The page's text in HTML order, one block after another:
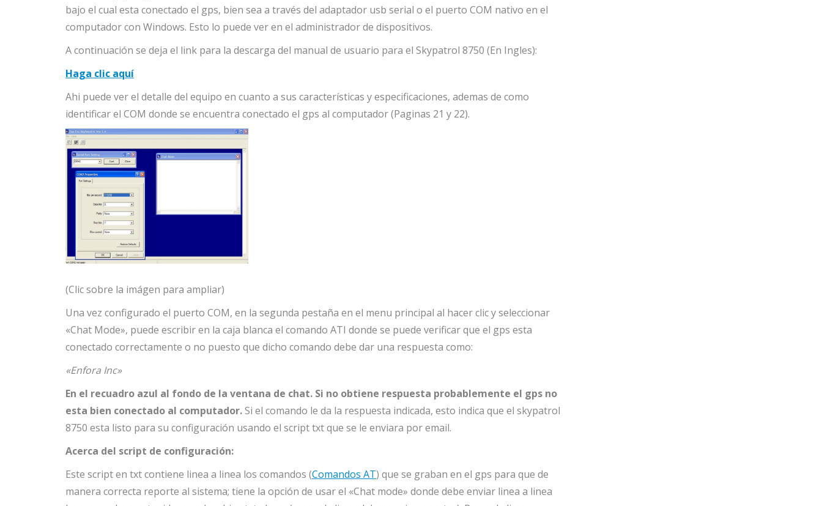
bajo el cual esta conectado el gps, bien sea a través del adaptador usb serial o el puerto COM nativo en el
computador con Windows. Esto lo puede ver en el administrador de dispositivos.
A continuación se deja el link para la descarga del manual de usuario para el Skypatrol 8750 (En Ingles):
Haga clic aquí
Ahi puede ver el detalle del equipo en cuanto a sus características y especificaciones, ademas de como
identificar el COM donde se encuentra conectado el gps al computador (Paginas 21 y 22).
(Clic sobre la imágen para ampliar)
Una vez configurado el puerto COM, en la segunda pestaña en el menu principal al hacer clic y seleccionar
«Chat Mode», puede escribir en la caja blanca el comando ATI donde se puede verificar que el gps esta
conectado correctamente o no puesto que dicho comando debe dar una respuesta como:
«Enfora Inc»
En el recuadro azul al fondo de la ventana de chat. Si no obtiene respuesta probablemente el gps no
esta bien conectado al computador.Si el comando le da la respuesta indicada, esto indica que el skypatrol
8750 esta listo para su configuración usando el script txt que se le enviara por email.
Acerca del script de configuración:
Este script en txt contiene linea a linea los comandos (Comandos AT) que se graban en el gps para que de
manera correcta reporte al sistema; tiene la opción de usar el «Chat mode» donde debe enviar linea a linea